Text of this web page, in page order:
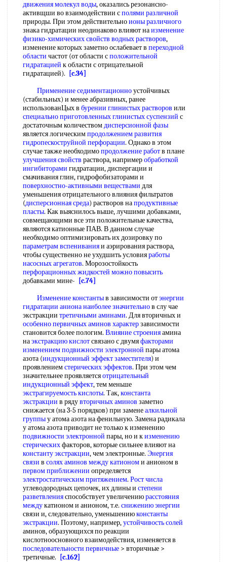
движениямолекул воды, оказались резонансно-
активщши во взаимодействии сполями различной
природы. При этом действительноионы различного
знака гидратации неодинаково влияют наизменение
физико-химических свойств водных растворов,
изменение которых заметно ослабевает в переходной
области частот (от области сположительной
гидратацией к области с отрицательной
гидратацией).
[c.34]
Применение седиментационноустойчивых
(стабильных) и менее абразивных, ранее
использованЦых в бурении глинистых растворов или
специально приготовленныхглинистых суспензий с
достаточным количествомдисперсионной фазы
является логическимпродолжением развития
гидропескоструйной перфорации. Однако в этом
случае также необходимопродолжение работв плане
улучшения свойств раствора, напримеробработкой
ингибиторами гидратации, диспергации и
смачивания глин, гидрофобизаторами и
поверхностно-активными веществами для
уменьшения отрицательного влияния фильтратов
(дисперсионная среда) растворов напродуктивные
пласты. Как выяснилось выше, лучшими добавками,
совмещающими все эти положительные качества,
являются катионные ПАВ. В данном случае
необходимо оптимизировать их дозировку по
параметрам вспениванияи аэрирования раствора,
чтобы существенно не ухудшить условияработы
насосных агрегатов. Морозостойкость
перфорационных жидкостей можно повысить
добавками мине-
[c.74]
Изменение константыв зависимости отэнергии
гидратации анионанаиболее значительнов слу чае
экстракции третичными аминами. Для вторичных и
особенно первичныхаминов характерзависимости
становится более пологим. Влияние строенияамина
наэкстракцию кислотсвязано с двумяфакторами
изменениемподвижности электронной пары атома
азота (индукционный эффект заместителя) и
проявлениемстерических эффектов. При этом чем
значительнее проявляетсяотрицательный
индукционный эффект, тем меньше
экстрагируемость кислоты. Так,константа
экстракции в рядувторичных аминов заметно
снижается (на 3-5 порядков) при заменеалкильной
группыу атома азота на фенильную. Замена радикала
у атома азота приводит не только к изменению
подвижности электронной пары, но и кизменению
стерическихфакторов, которые сильнее влияют на
константу экстракции, чем электронные. Энергия
связи в солях аминов между катиономи анионом в
первом приближении определяется
электростатическим притяжением. Рост числа
углеводородных цепочек, их длины и степени
разветвленияспособствует увеличениюрасстояния
междукатионом и анионом, т.е. снижению энергии
связи и, следовательно, уменьшениюконстанты
экстракции. Поэтому, например,устойчивость солей
аминов, образующихся по реакции
кислотноосновного взаимодействия, изменяется в
последовательности первичные > вторичные >
третичные.
[c.162]